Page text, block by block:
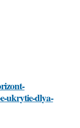
ukrytie-dlya-